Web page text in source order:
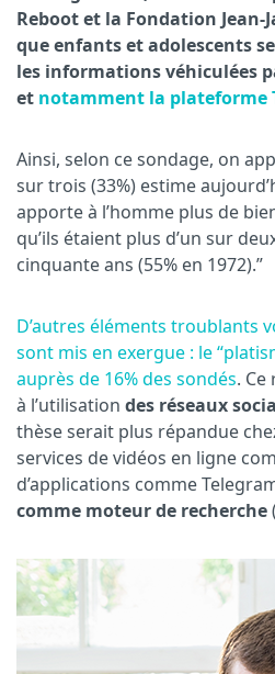
Reboot et la Fondation Jean-
que enfants et adolescents
les informations véhiculées
et notamment la plateforme
Ainsi, selon ce sondage, on
sur trois (33%) estime
apporte à l’homme plus de
qu’ils étaient plus d’un sur
cinquante ans (55% en 1972).”
D’autres éléments troublants
sont mis en exergue : le
auprès de 16% des sondés.
à l’utilisation des réseaux
thèse serait plus répandue
services de vidéos en ligne
d’applications comme
comme moteur de recherche